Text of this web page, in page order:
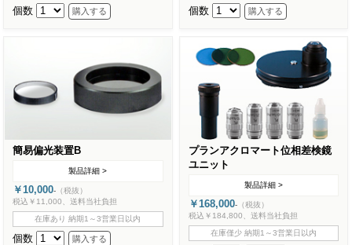
個数 個数
簡易偏光装置B
製品詳細 >
￥10,000- （税抜）
税込￥11,000、送料当社負担
在庫あり 納期1～3営業日以内
個数
プランアクロマート位相差検鏡
ユニット
製品詳細 >
￥168,000- （税抜）
税込￥184,800、送料当社負担
在庫僅少 納期1～3営業日以内